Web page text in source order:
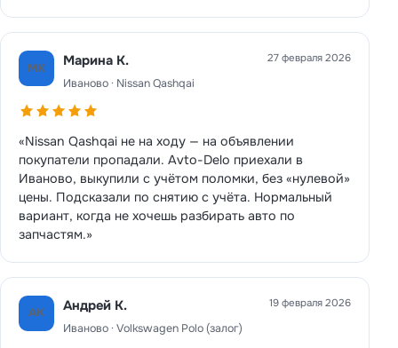
МК Марина К.
Иваново · Nissan Qashqai
27 февраля 2026
«Nissan Qashqai не на ходу — на объявлении
покупатели пропадали. Avto-Delo приехали в
Иваново, выкупили с учётом поломки, без «нулевой»
цены. Подсказали по снятию с учёта. Нормальный
вариант, когда не хочешь разбирать авто по
запчастям.»
АК Андрей К.
Иваново · Volkswagen Polo (залог)
19 февраля 2026